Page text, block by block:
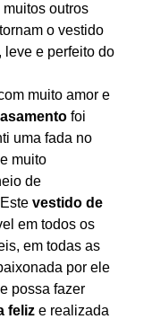
muitos outros
o vestido
leve e perfeito do
muito amor e
foi
uma fada no
muito
de
vestido de
em todos os
em todas as
por ele
possa fazer
feliz e realizada